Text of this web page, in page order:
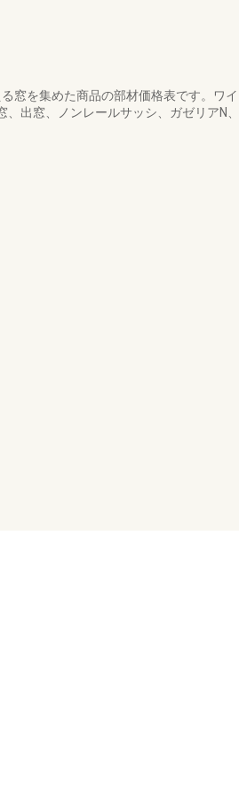
窓を集めた商品の部材価格表です。ワ
出窓、ノンレールサッシ、ガゼリアN